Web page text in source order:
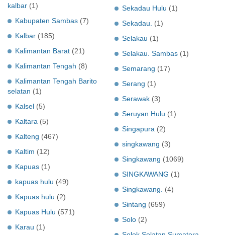
kalbar (1)
Kabupaten Sambas (7)
Kalbar (185)
Kalimantan Barat (21)
Kalimantan Tengah (8)
Kalimantan Tengah Barito
selatan (1)
Kalsel (5)
Kaltara (5)
Kalteng (467)
Kaltim (12)
Kapuas (1)
kapuas hulu (49)
Kapuas hulu (2)
Kapuas Hulu (571)
Karau (1)
Sekadau Hulu (1)
Sekadau.
(1)
Selakau (1)
Selakau. Sambas (1)
Semarang (17)
Serang (1)
Serawak (3)
Seruyan Hulu (1)
Singapura (2)
singkawang (3)
Singkawang (1069)
SINGKAWANG (1)
Singkawang.
(4)
Sintang (659)
Solo (2)